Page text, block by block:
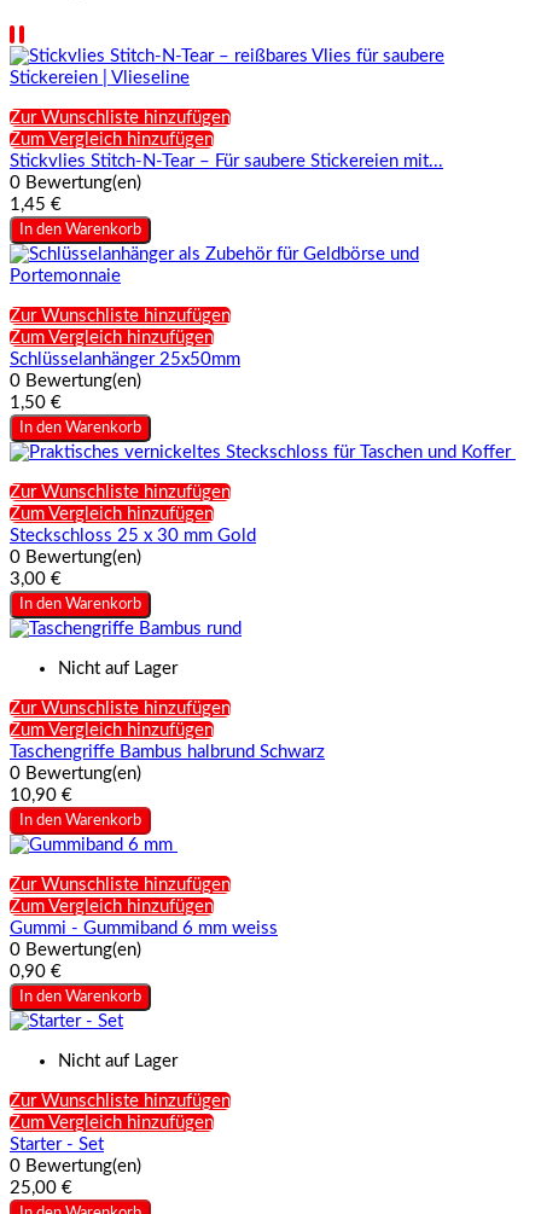
Zur Wunschliste hinzufügen
Zum Vergleich hinzufügen
Stickvlies Stitch-N-Tear – Für saubere Stickereien mit...
0 Bewertung(en)
1,45 €
In den Warenkorb
Zur Wunschliste hinzufügen
Zum Vergleich hinzufügen
Schlüsselanhänger 25x50mm
0 Bewertung(en)
1,50 €
In den Warenkorb
Zur Wunschliste hinzufügen
Zum Vergleich hinzufügen
Steckschloss 25 x 30 mm Gold
0 Bewertung(en)
3,00 €
In den Warenkorb
Nicht auf Lager
Zur Wunschliste hinzufügen
Zum Vergleich hinzufügen
Taschengriffe Bambus halbrund Schwarz
0 Bewertung(en)
10,90 €
In den Warenkorb
Zur Wunschliste hinzufügen
Zum Vergleich hinzufügen
Gummi - Gummiband 6 mm weiss
0 Bewertung(en)
0,90 €
In den Warenkorb
Nicht auf Lager
Zur Wunschliste hinzufügen
Zum Vergleich hinzufügen
Starter - Set
0 Bewertung(en)
25,00 €